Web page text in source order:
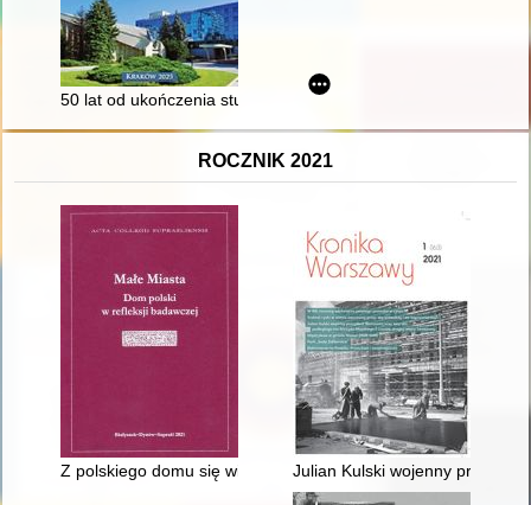
50 lat od ukończenia studiów w Akademii Wychowania
ROCZNIK 2021
Z polskiego domu się wiodący : ksiądz Piotr Chwiećkowski
Julian Kulski wojenny